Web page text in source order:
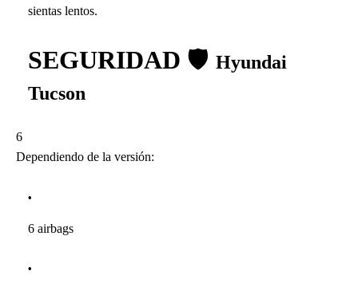
sientas lentos.
SEGURIDAD 🛡 Hyundai
Tucson
6
Dependiendo de la versión:
6 airbags